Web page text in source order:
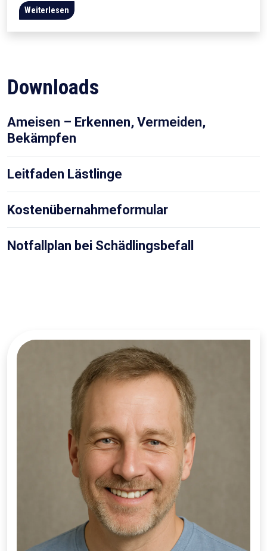
Weiterlesen
Downloads
Ameisen – Erkennen, Vermeiden,
Bekämpfen
Leitfaden Lästlinge
Kostenübernahmeformular
Notfallplan bei Schädlingsbefall